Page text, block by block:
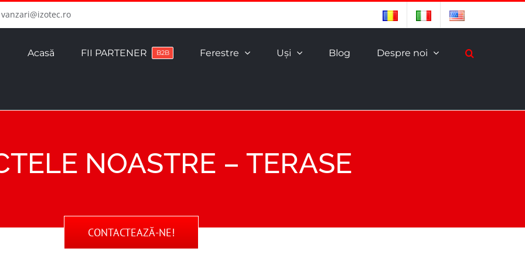
vanzari@izotec.ro
Acasă FII PARTENER B2B Ferestre Uşi Blog Despre noi
NOASTRE – TERASE
CONTACTEAZĂ-NE!